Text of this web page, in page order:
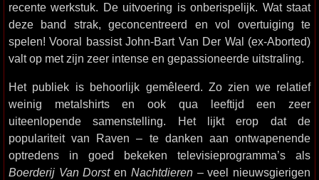
recente werkstuk. De uitvoering is onberispelijk. Wat staat
deze band strak, geconcentreerd en vol overtuiging te
spelen! Vooral bassist John-Bart Van Der Wal (ex-Aborted)
valt op met zijn zeer intense en gepassioneerde uitstraling.
Het publiek is behoorlijk gemêleerd. Zo zien we relatief
weinig metalshirts en ook qua leeftijd een zeer
uiteenlopende samenstelling. Het lijkt erop dat de
populariteit van Raven – te danken aan ontwapenende
optredens in goed bekeken televisieprogramma’s als
Boerderij Van Dorsten Nachtdieren– veel nieuwsgierigen